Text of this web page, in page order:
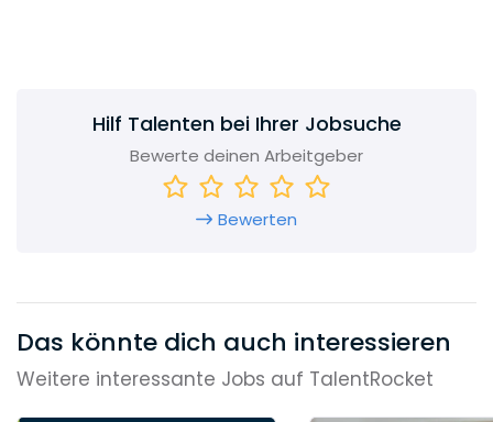
Hilf Talenten bei Ihrer Jobsuche
Bewerte deinen Arbeitgeber
Bewerten
Das könnte dich auch interessieren
Weitere interessante Jobs auf TalentRocket